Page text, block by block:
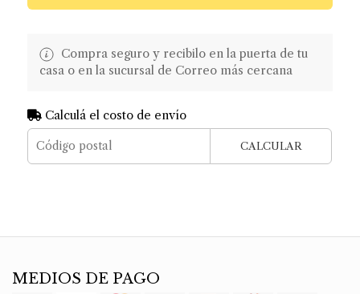
Compra seguro y recibilo en la puerta de tu
casa o en la sucursal de Correo más cercana
Calculá el costo de envío
CALCULAR
MEDIOS DE PAGO